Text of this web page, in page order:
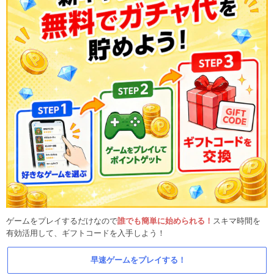
ゲームをプレイするだけなので誰でも簡単に始められる！ スキマ時間を
有効活用して、ギフトコードを入手しよう！
早速ゲームをプレイする！